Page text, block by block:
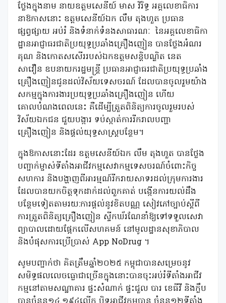
ថ្លែងក្នុងនាម នាយឧត្តមសេនីយ៍ មាស វិរិទ្ធ អគ្គលេខាធិការ
នាឱកាសនោះ ឧត្តមសេនីយ៍ឯក លឹម តុងហួត ប្រធាន
ផ្សព្វផ្សាយ អប់រំ និងទំនាក់ទំនងសាធារណៈ នៃអគ្គលេខាធិកា
ដ្ឋានអាជ្ញាធរជាតិប្រយុទ្ធប្រឆាំងគ្រឿងញៀន បានថ្លែងអំណរ
គុណ និងកោតសសើររបស់ឯកឧត្តមសន្តិបណ្ឌិត នេត
សាវឿន ឧបនាយករដ្ឋមន្ត្រី ប្រធានអាជ្ញាធរជាតិប្រយុទ្ធប្រឆាំង
គ្រឿងញៀនជូនដល់វិស័យទេសចរណ៍ ដែលបានចូលរួមយ៉ាង
សកម្មក្នុងការងារប្រយុទ្ធប្រឆាំងគ្រឿងញៀន ហើយ
គោលបំណងពេលនេះ គឺដើម្បីត្រួតពិនិត្យការចូលរួមរបស់
វិស័យឯកជន ជួយបង្ការ ទប់ស្កាត់ការរីករាលបញ្ហា
គ្រឿងញៀន និងផ្តល់យុទ្ធសាស្រ្តបន្ថែម។
ក្នុងឱកាសនោះដែរ ឧត្តមសេនីយ៍ឯក លឹម តុងហួត បានថ្លែង
បញ្ជាក់ម្ចាស់ទីតាំងអាជីវកម្មសេវាកម្មទេសចរណ៍ចំពោះកិច្ច
សហការ និងបង្ហាញពីអារម្មណ៍រីករាយសាទរដល់ក្រុមការងារ
ដែលបានយកចិត្តទុកដាក់ដល់ពួកគាត់ បង្កើនការយល់ដឹង
បន្ថែមទៀតតាមរយ:ការផ្តល់នូវខិតបណ្ណ សៀវភៅច្បាប់ស្តីពី
ការត្រួតពិនិត្យគ្រឿងញៀន ស្ទីកឃ័រណែនាំឱ្យទៅទទួលសេវា
ព្យាបាលដោយផ្អែកលើសហគមន៍ នៅមូលដ្ឋានសុខាភិបាល
និងបំផុសការប្រើប្រាស់ App NoDrug ។
សូមបញ្ជាក់ថា គិតត្រឹមឆ្នាំ២០២៥ កម្ពុជាបានសម្រេចនូវ
សមិទ្ធផលលេចធ្លោជាច្រើនក្នុងនោះបានចុះអប់រំទីតាំងអាជីវ
កម្មនៅតាមសណ្ឋាគារ ផ្ទះសំណាក់ ផ្ទះជួល បារ ខេធីវី និងក្លឹប